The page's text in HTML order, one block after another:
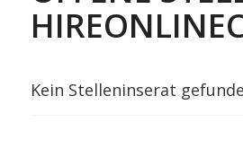
Kein Stelleninserat